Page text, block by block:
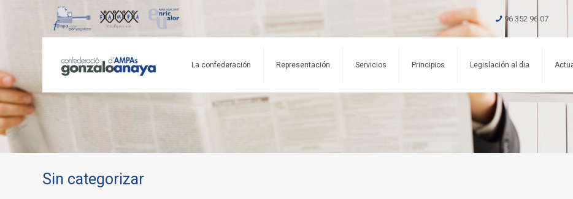
96 352 96 07
La confederación Representación Servicios Principios Legislación al dia
Sin categorizar